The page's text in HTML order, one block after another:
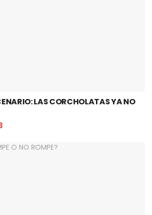
LAS CORCHOLATAS YA NO